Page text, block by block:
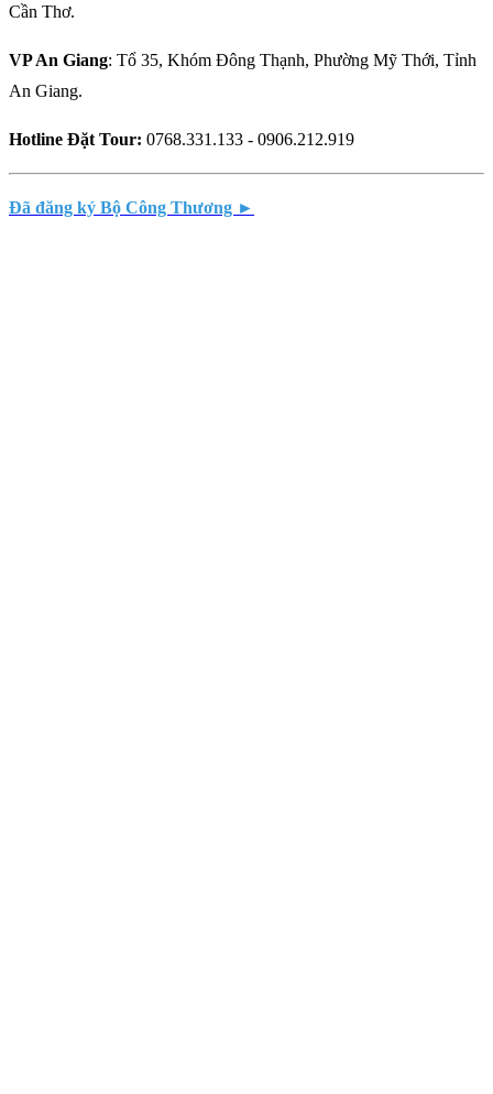
Cần Thơ.
VP An Giang: Tổ 35, Khóm Đông Thạnh, Phường Mỹ Thới, Tỉnh
An Giang.
Hotline Đặt Tour: 0768.331.133 - 0906.212.919
Đã đăng ký Bộ Công Thương ►